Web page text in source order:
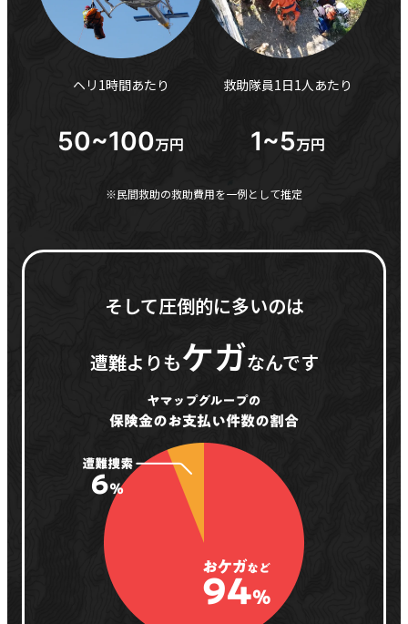
ヘリ1時間あたり
50~100万円
救助隊員1日1人あたり
1~5万円
※民間救助の救助費用を一例として推定
そして圧倒的に多いのは
遭難よりもケガなんです